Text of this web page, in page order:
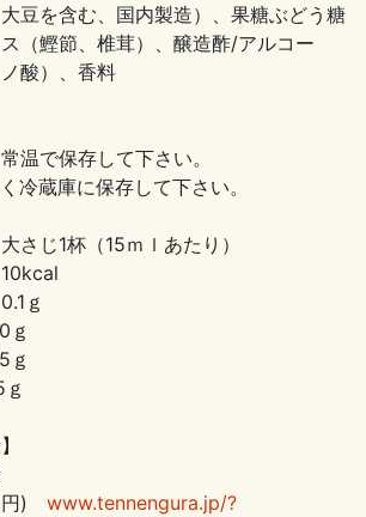
豆を含む、国内製造）、果糖ぶどう糖
（鰹節、椎茸）、醸造酢/アルコー
酸）、香料
温で保存して下さい。
冷蔵庫に保存して下さい。
さじ1杯（15ｍｌあたり）
ｇ
) www.tennengura.jp/?